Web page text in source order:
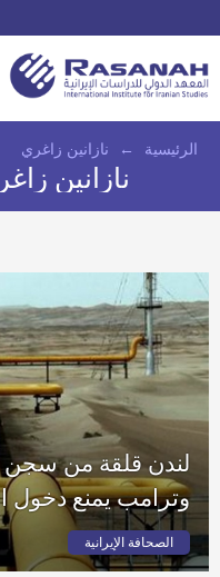
الرئيسية ← نازانين زاغري
نازانين
لندن قلقة من سجن
وترامب يمنع دخول
الصحافة الإيرانية